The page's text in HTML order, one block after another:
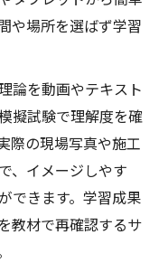
や場所を選ばず学習
論を動画やテキスト
擬試験で理解度を確
際の現場写真や施工
、イメージしやす
できます。学習成果
教材で再確認するサ